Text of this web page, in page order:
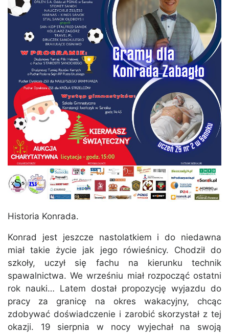
Historia Konrada.
Konrad jest jeszcze nastolatkiem i do niedawna
miał takie życie jak jego rówieśnicy. Chodził do
szkoły, uczył się fachu na kierunku technik
spawalnictwa. We wrześniu miał rozpocząć ostatni
rok nauki… Latem dostał propozycję wyjazdu do
pracy za granicę na okres wakacyjny, chcąc
zdobywać doświadczenie i zarobić skorzystał z tej
okazji. 19 sierpnia w nocy wyjechał na swoją